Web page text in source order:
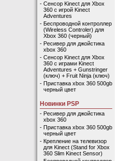
- Сенсор Kinect для Xbox
360 с игрой Kinect
Adventures
- Беспроводной контроллер
(Wireless Controler) для
Xbox 360 (черный)
- Ресивер для джойстика
xbox 360
- Сенсор Kinect для Xbox
360 с играми Kinect
Adventures + Gunstringer
(ключ) + Fruit Ninja (ключ)
- Приставка xbox 360 500gb
черный цвет
Новинки PSP
- Ресивер для джойстика
xbox 360
- Приставка xbox 360 500gb
черный цвет
- Крепление на телевизор
для Kinect (Stand for Xbox
360 Slim Kinect Sensor)